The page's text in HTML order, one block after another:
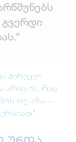
პირველ
არის ის, რაც
თუ არა —